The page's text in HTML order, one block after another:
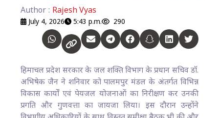
Author : Rajesh Vyas
July 4, 2026 5:43 p.m. 290
हिमाचल प्रदेश सरकार के जल शक्ति विभाग के प्रधान सचिव डॉ.
अभिषेक जैन ने शनिवार को पालमपुर मंडल के अंतर्गत विभिन्न
विकास कार्यों एवं पेयजल योजनाओं का निरीक्षण कर उनकी
प्रगति और गुणवत्ता का जायजा लिया। इस दौरान उन्होंने